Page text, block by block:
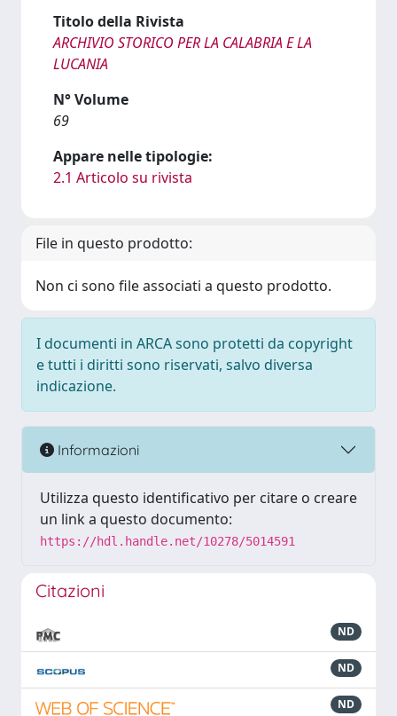
Titolo della Rivista
ARCHIVIO STORICO PER LA CALABRIA E LA
LUCANIA
N° Volume
69
Appare nelle tipologie:
2.1 Articolo su rivista
File in questo prodotto:
Non ci sono file associati a questo prodotto.
I documenti in ARCA sono protetti da copyright
e tutti i diritti sono riservati, salvo diversa
indicazione.
Informazioni
Utilizza questo identificativo per citare o creare
un link a questo documento:
https://hdl.handle.net/10278/5014591
Citazioni
ND
ND
ND